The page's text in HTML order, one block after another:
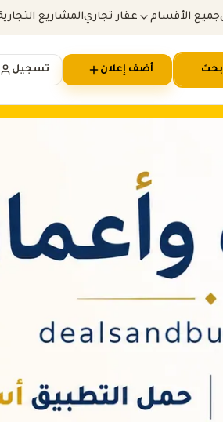
جميع الأقسام عقار تجاريالمشاريع
تسجيل أضف إعلان بحث